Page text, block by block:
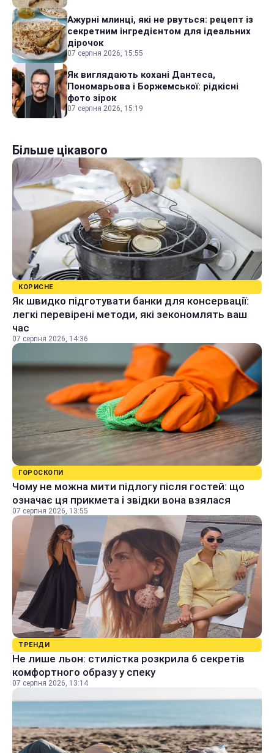
Ажурні млинці, які не рвуться: рецепт із
секретним інгредієнтом для ідеальних
дірочок
07 серпня 2026, 15:55
Як виглядають кохані Дантеса,
Пономарьова і Боржемської: рідкісні
фото зірок
07 серпня 2026, 15:19
Більше цікавого
КОРИСНЕ
Як швидко підготувати банки для консервації:
легкі перевірені методи, які зекономлять ваш
час
07 серпня 2026, 14:36
ГОРОСКОПИ
Чому не можна мити підлогу після гостей: що
означає ця прикмета і звідки вона взялася
07 серпня 2026, 13:55
ТРЕНДИ
Не лише льон: стилістка розкрила 6 секретів
комфортного образу у спеку
07 серпня 2026, 13:14